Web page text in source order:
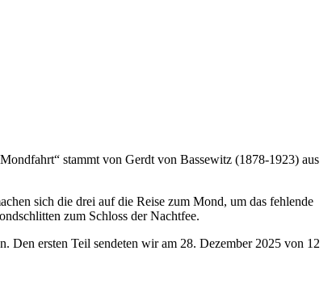
stammt von Gerdt von Bassewitz (1878-1923) aus
sich die drei auf die Reise zum Mond, um das fehlende
zum Schloss der Nachtfee.
Den ersten Teil sendeten wir am 28. Dezember 2025 von 12